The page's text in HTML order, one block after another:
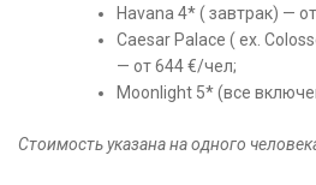
Havana 4* ( завтрак) —
Caesar Palace ( ex.
— от 644 €/чел;
Moonlight 5* (все
Стоимость указана на одного